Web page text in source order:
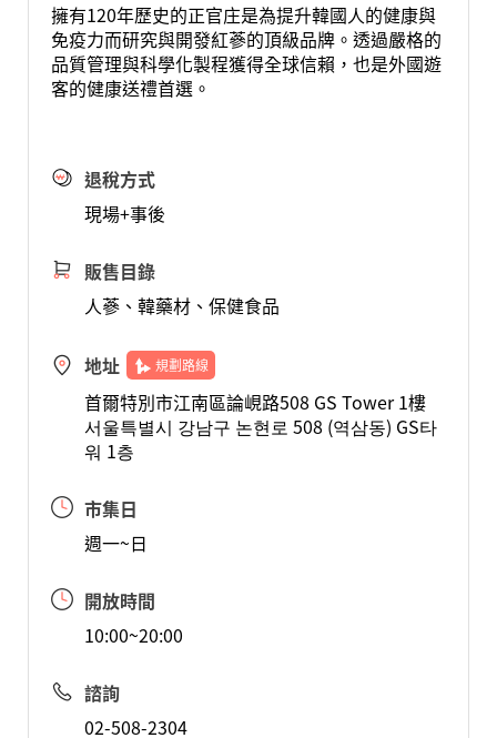
擁有120年歷史的正官庄是為提升韓國人的健康與
免疫力而研究與開發紅蔘的頂級品牌。透過嚴格的
品質管理與科學化製程獲得全球信賴，也是外國遊
客的健康送禮首選。
退稅方式
現場+事後
販售目錄
人蔘、韓藥材、保健食品
地址 規劃路線
首爾特別市江南區論峴路508 GS Tower 1樓
서울특별시 강남구 논현로 508 (역삼동) GS타
워 1층
市集日
週一~日
開放時間
10:00~20:00
諮詢
02-508-2304